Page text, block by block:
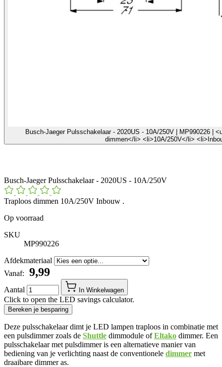
Busch-Jaeger Pulsschakelaar - 2020US - 10A/250V | MP990226 |
dimmen</li> <li>10A/250V</li>
Busch-Jaeger Pulsschakelaar - 2020US - 10A/250V
Traploos dimmen 10A/250V Inbouw .
Op voorraad
SKU
MP990226
Afdekmateriaal
Vanaf:
​ 9,99
Aantal In Winkelwagen
Click to open the LED savings calculator.
Bereken je besparing
Deze pulsschakelaar dimt je LED lampen traploos in combinatie met
een pulsdimmer zoals de Shuttle dimmodule ofEltako dimmer. Een
pulsschakelaar met pulsdimmer is een alternatieve manier van
bediening van je verlichting naast de conventionele dimmer met
draaibare dimmer as.